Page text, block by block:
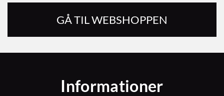
GÅ TIL WEBSHOPPEN
Informationer